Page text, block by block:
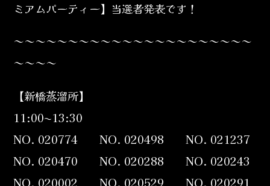
ミアムパーティー】当選者発表です！
～～～～～～～～～～～～～～～～～～～～～～
～～～～
【新橋蒸溜所】
11:00~13:30
NO. 020774 NO. 020498 NO. 021237
NO. 020470 NO. 020288 NO. 020243
NO. 020002 NO. 020529 NO. 020291